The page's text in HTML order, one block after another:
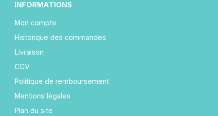
INFORMATIONS
Mon compte
Historique des commandes
Livraison
CGV
Politique de remboursement
Mentions légales
Plan du site